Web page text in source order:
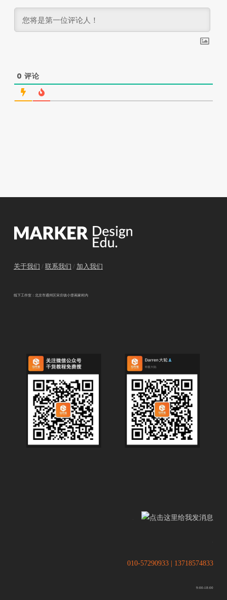
0 评论
关于我们 / 联系我们 / 加入我们
线下工作室：北京市通州区宋庄镇小堡画家村内
010-57290933 | 13718574833
9:00-18:00